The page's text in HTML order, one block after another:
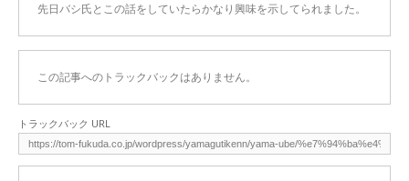
先日バシ氏とこの話をしていたらかなり興味を示してられました。
この記事へのトラックバックはありません。
トラックバック URL